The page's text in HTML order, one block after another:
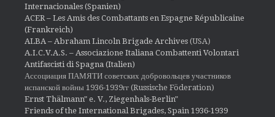
Internacionales (Spanien)
ACER – Les Amis des Combattants en Espagne Républicaine
(Frankreich)
ALBA – Abraham Lincoln Brigade Archives (USA)
A.I.C.V.A.S. – Associazione Italiana Combattenti Volontari
Antifascisti di Spagna (Italien)
Ассоциация ПАМЯТИ советских добровольцев участников
испанской войны 1936-1939гг (Russische Föderation)
Ernst Thälmann" e. V., Ziegenhals-Berlin"
Friends of the International Brigades, Spain 1936-1939